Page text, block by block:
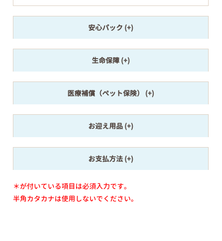
安心パック
生命保障
医療補償（ペット保険）
お迎え用品
お支払方法
＊が付いている項目は必須入力です。
半角カタカナは使用しないでください。